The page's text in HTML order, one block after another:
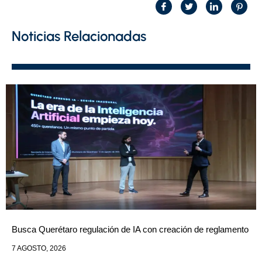
Noticias Relacionadas
Busca Querétaro regulación de IA con creación de reglamento
7 AGOSTO, 2026